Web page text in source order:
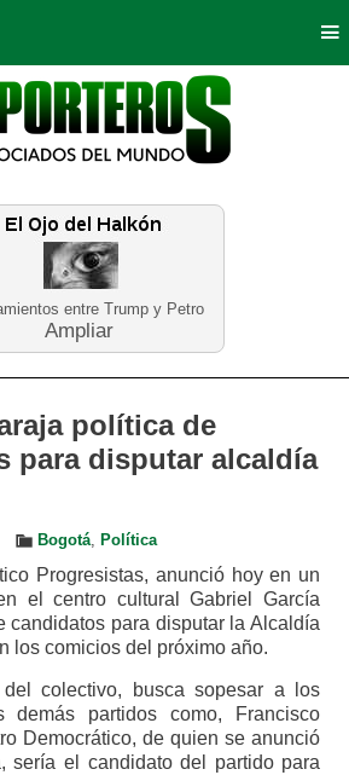
entre Trump y Petro
Ampliar
Opinión Bogotá
Tierra Deportes
Educación Neira
política de
para disputar alcaldía
Bogotá, Política
Progresistas, anunció hoy en un
el centro cultural Gabriel García
candidatos para disputar la Alcaldía
los comicios del próximo año.
colectivo, busca sopesar a los
demás partidos como, Francisco
Democrático, de quien se anunció
sería el candidato del partido para